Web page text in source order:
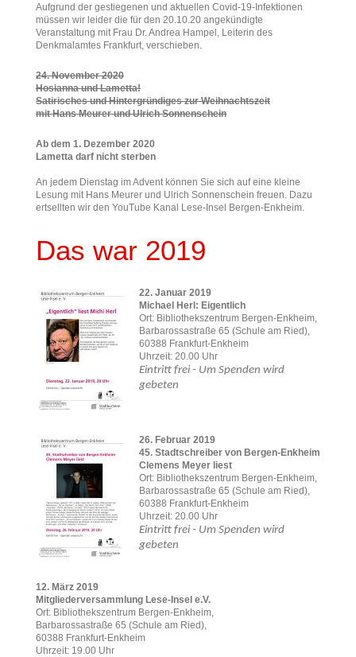
Aufgrund der gestiegenen und aktuellen Covid-19-Infektionen
müssen wir leider die für den 20.10.20 angekündigte
Veranstaltung mit Frau Dr. Andrea Hampel, Leiterin des
Denkmalamtes Frankfurt, verschieben.
24. November 2020
Hosianna und Lametta!
Satirisches und Hintergründiges zur Weihnachtszeit
mit Hans Meurer und Ulrich Sonnenschein
Ab dem 1. Dezember 2020
Lametta darf nicht sterben
An jedem Dienstag im Advent können Sie sich auf eine kleine
Lesung mit Hans Meurer und Ulrich Sonnenschein freuen. Dazu
ertsellten wir den YouTube Kanal Lese-Insel Bergen-Enkheim.
Das war 2019
22. Januar 2019
Michael Herl: Eigentlich
Ort: Bibliothekszentrum Bergen-Enkheim,
Barbarossastraße 65 (Schule am Ried),
60388 Frankfurt-Enkheim
Uhrzeit: 20.00 Uhr
Eintritt frei - Um Spenden wird
gebeten
26. Februar 2019
45. Stadtschreiber von Bergen-Enkheim
Clemens Meyer liest
Ort: Bibliothekszentrum Bergen-Enkheim,
Barbarossastraße 65 (Schule am Ried),
60388 Frankfurt-Enkheim
Uhrzeit: 20.00 Uhr
Eintritt frei - Um Spenden wird
gebeten
12. März 2019
Mitgliederversammlung Lese-Insel e.V.
Ort: Bibliothekszentrum Bergen-Enkheim,
Barbarossastraße 65 (Schule am Ried),
60388 Frankfurt-Enkheim
Uhrzeit: 19.00 Uhr